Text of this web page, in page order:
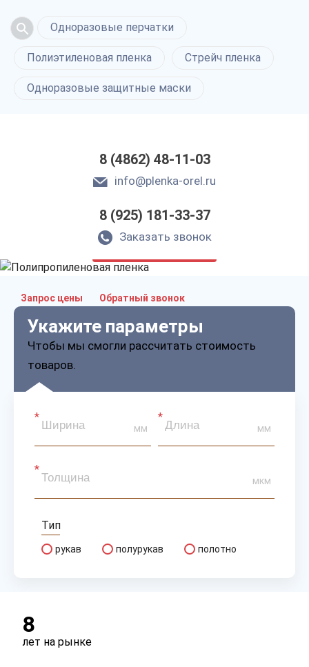
Одноразовые перчатки
Полиэтиленовая пленка Стрейч пленка
Одноразовые защитные маски
8 (4862) 48-11-03
info@plenka-orel.ru
8 (925) 181-33-37
Заказать звонок
Полипропиленовая
пленка в Орле
Запрос цены Обратный звонок
Укажите параметры
Чтобы мы смогли рассчитать стоимость
товаров.
мм мм
мкм
Тип
рукав полурукав полотно
8
лет на рынке